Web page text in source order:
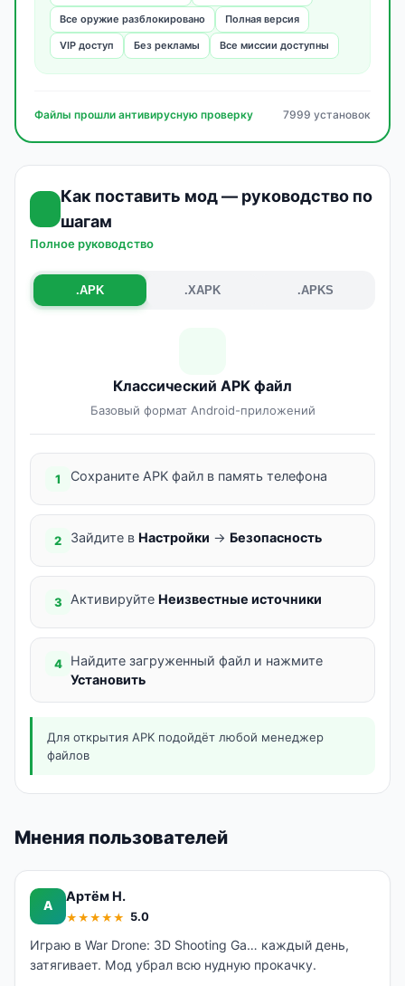
Все оружие разблокировано Полная версия
VIP доступ Без рекламы Все миссии доступны
Файлы прошли антивирусную проверку 7999 установок
Как поставить мод — руководство по
шагам
Полное руководство
.APK .XAPK .APKS
Классический APK файл
Базовый формат Android-приложений
1 Сохраните APK файл в память телефона
2 Зайдите в Настройки → Безопасность
3 Активируйте Неизвестные источники
4
Найдите загруженный файл и нажмите
Установить
Для открытия APK подойдёт любой менеджер
файлов
Мнения пользователей
А
Артём Н.
★ ★ ★ ★ ★ 5.0
Играю в War Drone: 3D Shooting Ga… каждый день,
затягивает. Мод убрал всю нудную прокачку.